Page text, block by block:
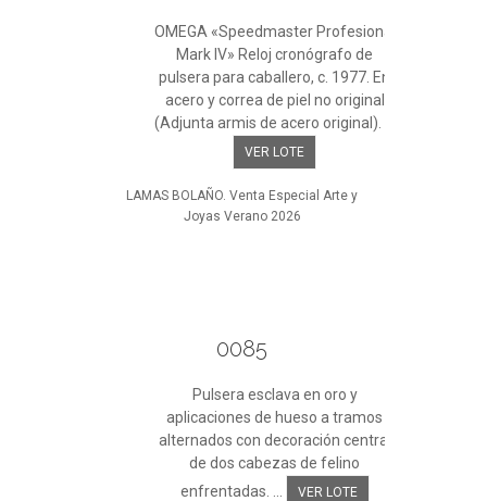
OMEGA «Speedmaster Profesional
Mark IV» Reloj cronógrafo de
pulsera para caballero, c. 1977. En
acero y correa de piel no original
(Adjunta armis de acero original). ...
VER LOTE
LAMAS BOLAÑO. Venta Especial Arte y
Joyas Verano 2026
0085
Pulsera esclava en oro y
aplicaciones de hueso a tramos
alternados con decoración central
de dos cabezas de felino
enfrentadas. ...
VER LOTE